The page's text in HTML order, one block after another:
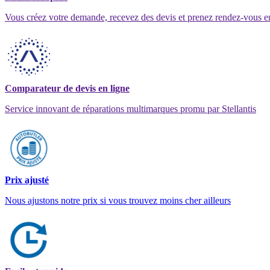
Vous créez votre demande, recevez des devis et prenez rendez-vous
Comparateur de devis en ligne
Service innovant de réparations multimarques promu par Stellantis
Prix ajusté
Nous ajustons notre prix si vous trouvez moins cher ailleurs